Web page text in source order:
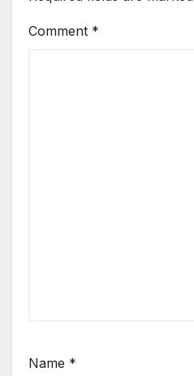
Comment *
Name *